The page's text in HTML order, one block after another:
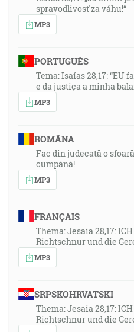
spravodlivosť za váhu!“
MP3
PORTUGUÊS
Tema: Isaías 28,17: “EU
e da justiça a minha
MP3
ROMÂNA
Fac din judecată o
cumpănă!
MP3
FRANÇAIS
Thema: Jesaia 28,17:
Richtschnur und die
MP3
SRPSKOHRVATSKI
Thema: Jesaia 28,17:
Richtschnur und die